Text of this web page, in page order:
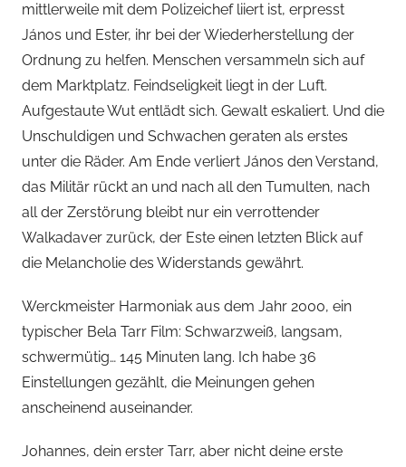
mittlerweile mit dem Polizeichef liiert ist, erpresst
János und Ester, ihr bei der Wiederherstellung der
Ordnung zu helfen. Menschen versammeln sich auf
dem Marktplatz. Feindseligkeit liegt in der Luft.
Aufgestaute Wut entlädt sich. Gewalt eskaliert. Und die
Unschuldigen und Schwachen geraten als erstes
unter die Räder. Am Ende verliert János den Verstand,
das Militär rückt an und nach all den Tumulten, nach
all der Zerstörung bleibt nur ein verrottender
Walkadaver zurück, der Este einen letzten Blick auf
die Melancholie des Widerstands gewährt.
Werckmeister Harmoniak aus dem Jahr 2000, ein
typischer Bela Tarr Film: Schwarzweiß, langsam,
schwermütig… 145 Minuten lang. Ich habe 36
Einstellungen gezählt, die Meinungen gehen
anscheinend auseinander.
Johannes, dein erster Tarr, aber nicht deine erste